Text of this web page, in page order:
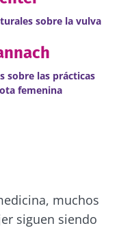
de
2026
sobre la vulva
sobre las prácticas
femenina
muchos
siguen siendo